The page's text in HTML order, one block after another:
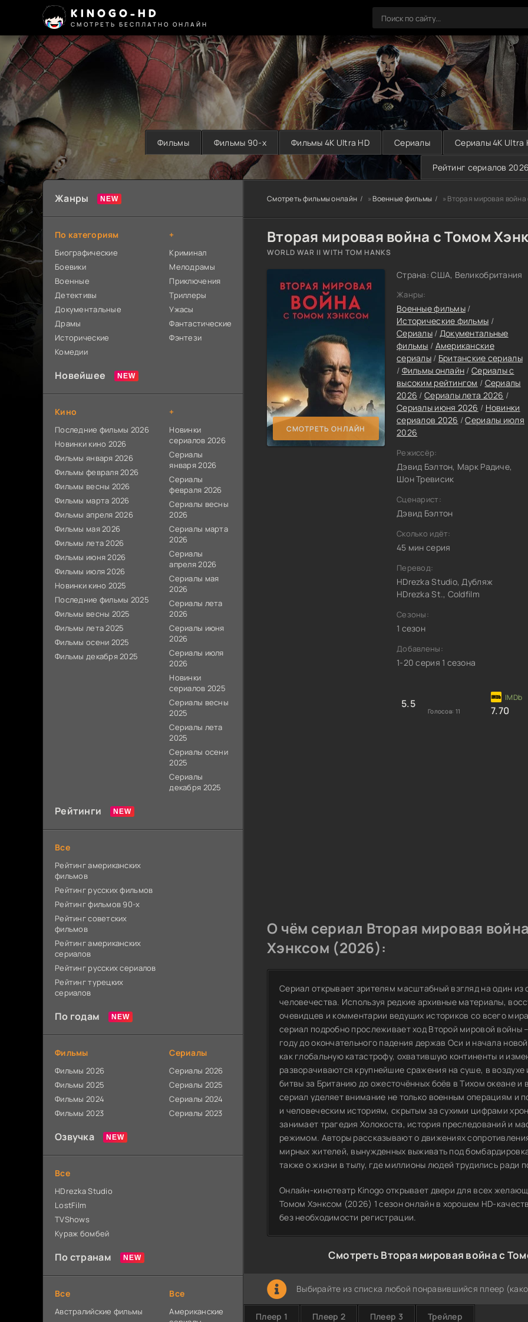
KINOGO-HD
СМОТРЕТЬ БЕСПЛАТНО ОНЛАЙН
Фильмы Фильмы 90-х Фильмы 4K Ultra HD Сериалы Сериалы 4K Ultra
Рейтинг сериалов 2026
Смотреть фильмы онлайн »Военные фильмы » Вторая мировая
Вторая мировая война с Томом
WORLD WAR II WITH TOM HANKS
СМОТРЕТЬ ОНЛАЙН
Страна: США, Великобритания
Жанры:
Военные фильмы/
Исторические фильмы /
Сериалы/ Документальные
фильмы / Американские
сериалы/ Британские сериалы
/ Фильмы онлайн /Сериалы с
высоким рейтингом / Сериалы
2026 / Сериалы лета 2026 /
Сериалы июня 2026 / Новинки
сериалов 2026 /Сериалы июля
2026
Режиссёр:
Дэвид Бэлтон, Марк Радиче,
Шон Тревисик
Сценарист:
Дэвид Бэлтон
Сколько идёт:
45 мин серия
Перевод:
HDrezka Studio, Дубляж
HDrezka St., Coldfilm
Сезоны:
1 сезон
Добавлены:
1-20 серия 1 сезона
5.5
Голосов: 11 7.70
О чём сериал Вторая мировая
Хэнксом (2026):
Сериал открывает зрителям масштабный взгляд на один
человечества. Используя редкие архивные материалы,
очевидцев и комментарии ведущих историков со всего
сериал подробно прослеживает ход Второй мировой войны
году до окончательного падения держав Оси и начала
как глобальную катастрофу, охватившую континенты и
разворачиваются крупнейшие сражения на суше, в
битвы за Британию до ожесточённых боёв в Тихом океане
сериал уделяет внимание не только военным операциям и
и человеческим историям, скрытым за сухими цифрами
занимает трагедия Холокоста, история преследований и
режимом. Авторы рассказывают о движениях
мирных жителей, вынужденных выживать под
также о жизни в тылу, где миллионы людей трудились ради
Онлайн-кинотеатр Kinogo открывает двери для всех
Томом Хэнксом (2026) 1 сезон онлайн в хорошем HD-
без необходимости регистрации.
Смотреть Вторая мировая война с
Выбирайте из списка любой понравившийся плеер
Плеер 1 Плеер 2 Плеер 3 Трейлер
Жанры
По категориям
Биографические
Боевики
Военные
Детективы
Документальные
Драмы
Исторические
Комедии
+
Криминал
Мелодрамы
Приключения
Триллеры
Ужасы
Фантастические
Фэнтези
Новейшее
Кино
Последние фильмы 2026
Новинки кино 2026
Фильмы января 2026
Фильмы февраля 2026
Фильмы весны 2026
Фильмы марта 2026
Фильмы апреля 2026
Фильмы мая 2026
Фильмы лета 2026
Фильмы июня 2026
Фильмы июля 2026
Новинки кино 2025
Последние фильмы 2025
Фильмы весны 2025
Фильмы лета 2025
Фильмы осени 2025
Фильмы декабря 2025
+
Новинки
сериалов 2026
Сериалы
января 2026
Сериалы
февраля 2026
Сериалы весны
2026
Сериалы марта
2026
Сериалы
апреля 2026
Сериалы мая
2026
Сериалы лета
2026
Сериалы июня
2026
Сериалы июля
2026
Новинки
сериалов 2025
Сериалы весны
2025
Сериалы лета
2025
Сериалы осени
2025
Сериалы
декабря 2025
Рейтинги
Все
Рейтинг американских
фильмов
Рейтинг русских фильмов
Рейтинг фильмов 90-х
Рейтинг советских
фильмов
Рейтинг американских
сериалов
Рейтинг русских сериалов
Рейтинг турецких
сериалов
По годам
Фильмы
Фильмы 2026
Фильмы 2025
Фильмы 2024
Фильмы 2023
Сериалы
Сериалы 2026
Сериалы 2025
Сериалы 2024
Сериалы 2023
Озвучка
Все
HDrezka Studio
LostFilm
TVShows
Кураж бомбей
По странам
Все
Австралийские фильмы
Все
Американские